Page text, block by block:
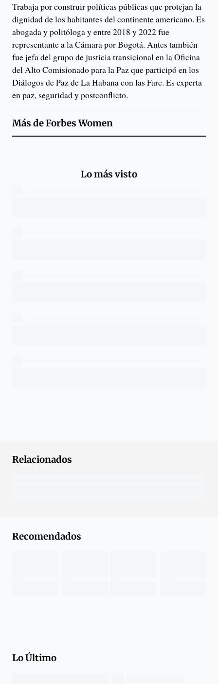
Trabaja por construir políticas públicas que protejan la
dignidad de los habitantes del continente americano. Es
abogada y politóloga y entre 2018 y 2022 fue
representante a la Cámara por Bogotá. Antes también
fue jefa del grupo de justicia transicional en la Oficina
del Alto Comisionado para la Paz que participó en los
Diálogos de Paz de La Habana con las Farc. Es experta
en paz, seguridad y postconflicto.
Más deForbes Women
Lo más visto
Relacionados
Recomendados
Lo Último